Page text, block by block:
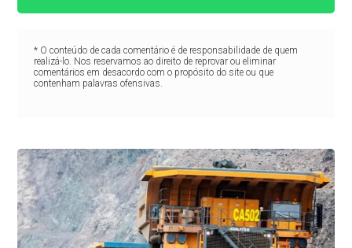
* O conteúdo de cada comentário é de responsabilidade de quem
realizá-lo. Nos reservamos ao direito de reprovar ou eliminar
comentários em desacordo com o propósito do site ou que
contenham palavras ofensivas.